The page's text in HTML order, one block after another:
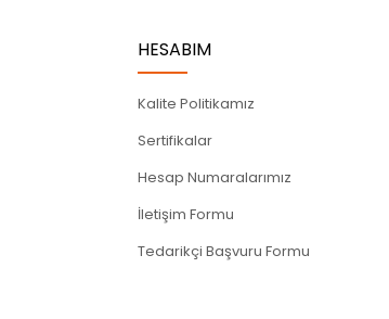
HESABIM
Kalite Politikamız
Sertifikalar
Hesap Numaralarımız
İletişim Formu
Tedarikçi Başvuru Formu